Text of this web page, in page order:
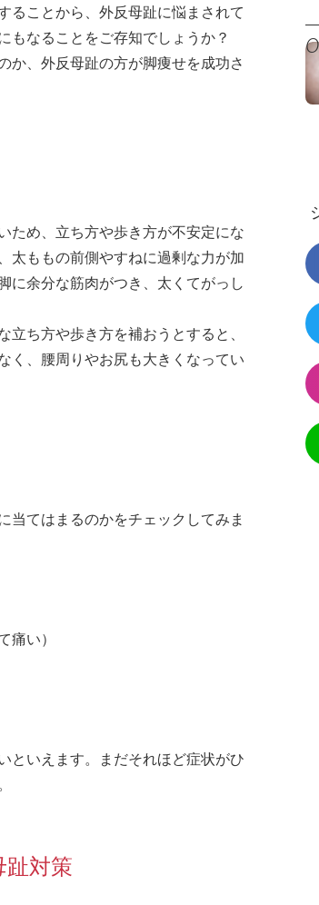
ることから、外反母趾に悩まされて
もなることをご存知でしょうか？
か、外反母趾の方が脚痩せを成功さ
ため、立ち方や歩き方が不安定にな
太ももの前側やすねに過剰な力が加
に余分な筋肉がつき、太くてがっし
ち方や歩き方を補おうとすると、
く、腰周りやお尻も大きくなってい
当てはまるのかをチェックしてみま
痛い）
といえます。まだそれほど症状がひ
対策